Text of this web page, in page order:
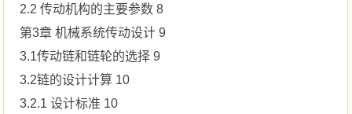
2.2 传动机构的主要参数 8
第3章 机械系统传动设计 9
3.1传动链和链轮的选择 9
3.2链的设计计算 10
3.2.1 设计标准 10